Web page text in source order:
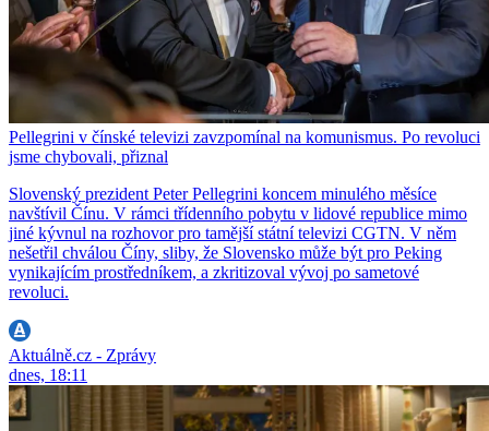
Pellegrini v čínské televizi zavzpomínal na komunismus. Po revoluci
jsme chybovali, přiznal
Slovenský prezident Peter Pellegrini koncem minulého měsíce
navštívil Čínu. V rámci třídenního pobytu v lidové republice mimo
jiné kývnul na rozhovor pro tamější státní televizi CGTN. V něm
nešetřil chválou Číny, sliby, že Slovensko může být pro Peking
vynikajícím prostředníkem, a zkritizoval vývoj po sametové
revoluci.
Aktuálně.cz - Zprávy
dnes, 18:11